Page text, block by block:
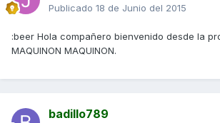
Publicado 18 de Junio del 2015
:beer Hola compañero bienvenido desde la
MAQUINON MAQUINON.
badillo789